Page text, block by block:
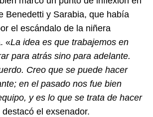
Benedetti y Sarabia, que había
el escándalo de la niñera
«La idea es que trabajemos en
para atrás sino para adelante.
Creo que se puede hacer
en el pasado nos fue bien
y es lo que se trata de hacer
destacó el exsenador.